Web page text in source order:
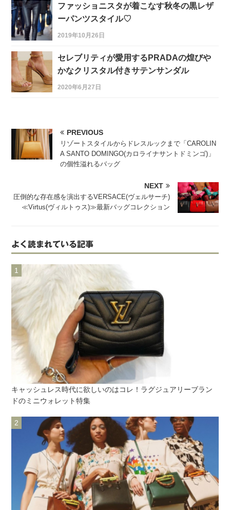
ファッショニスタが着こなす秋冬の黒レザ
ーパンツスタイル♡
2019年10月26日
セレブリティが愛用するPRADAの煌びや
かなクリスタル付きサテンサンダル
2020年6月27日
PREVIOUS
リゾートスタイルからドレスルックまで「CAROLIN
A SANTO DOMINGO(カロライナサントドミンゴ)」
の個性溢れるバッグ
NEXT
圧倒的な存在感を演出するVERSACE(ヴェルサーチ)
≪Virtus(ヴィルトゥス)≫最新バッグコレクション
よく読まれている記事
キャッシュレス時代に欲しいのはコレ！ラグジュアリーブラン
ドのミニウォレット特集